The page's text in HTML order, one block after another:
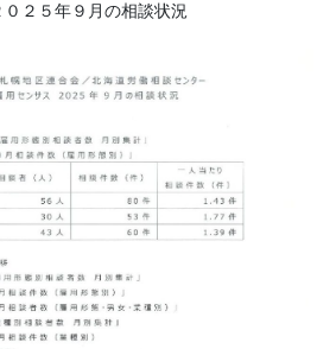
２５年９月の相談状況